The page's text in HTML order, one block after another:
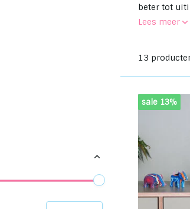
beter tot
Lees meer
13
sale 13%